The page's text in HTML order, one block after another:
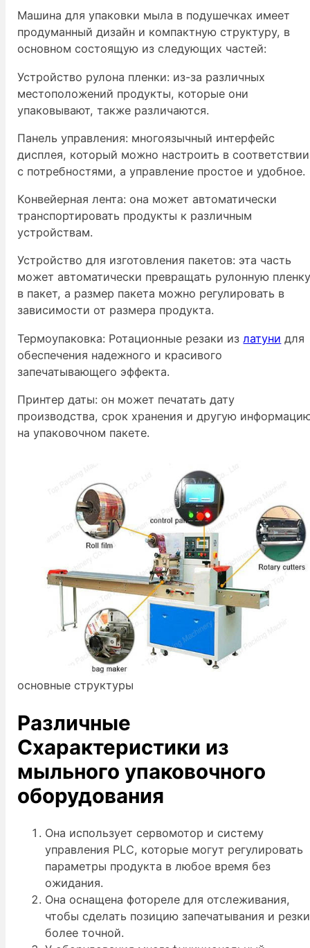
Машина для упаковки мыла в подушечках имеет
продуманный дизайн и компактную структуру, в
основном состоящую из следующих частей:
Устройство рулона пленки: из-за различных
местоположений продукты, которые они
упаковывают, также различаются.
Панель управления: многоязычный интерфейс
дисплея, который можно настроить в соответствии
с потребностями, а управление простое и удобное.
Конвейерная лента: она может автоматически
транспортировать продукты к различным
устройствам.
Устройство для изготовления пакетов: эта часть
может автоматически превращать рулонную
в пакет, а размер пакета можно регулировать в
зависимости от размера продукта.
Термоупаковка: Ротационные резаки излатуни для
обеспечения надежного и красивого
запечатывающего эффекта.
Принтер даты: он может печатать дату
производства, срок хранения и другую
на упаковочном пакете.
основные структуры
Различные
Cхарактеристики из
мыльного упаковочного
оборудования
Она использует сервомотор и систему
управления PLC, которые могут регулировать
параметры продукта в любое время без
ожидания.
Она оснащена фотореле для отслеживания,
чтобы сделать позицию запечатывания и резки
более точной.